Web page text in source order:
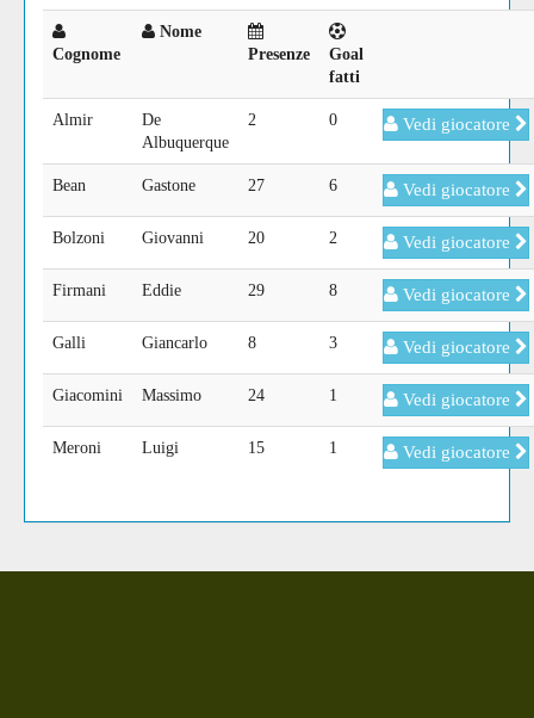
Cognome
Nome
Presenze
Goal
fatti
Almir
De
Albuquerque
2 0 Vedi giocatore
Bean Gastone 27 6 Vedi giocatore
Bolzoni Giovanni 20 2 Vedi giocatore
Firmani Eddie 29 8 Vedi giocatore
Galli Giancarlo 8 3 Vedi giocatore
Giacomini Massimo 24 1 Vedi giocatore
Meroni Luigi 15 1 Vedi giocatore